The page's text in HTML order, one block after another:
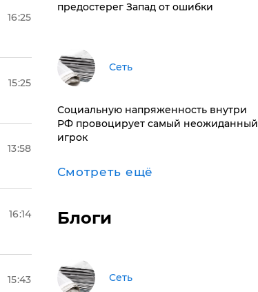
16:25
15:25
13:58
16:14
15:43
предостерег Запад от ошибки
Сеть
Социальную напряженность внутри
РФ провоцирует самый неожиданный
игрок
Смотреть ещё
Блоги
Сеть